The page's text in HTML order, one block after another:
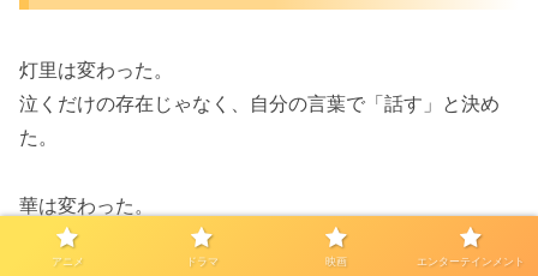
灯里は変わった。
泣くだけの存在じゃなく、自分の言葉で「話す」と決め
た。
華は変わった。
ただ守るのではなく、闇に足を踏み入れ、
“同じ側”に立つ
アニメ ドラマ 映画 エンターテインメント